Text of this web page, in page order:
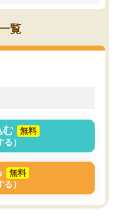
覧
む
無料
）
無料
）